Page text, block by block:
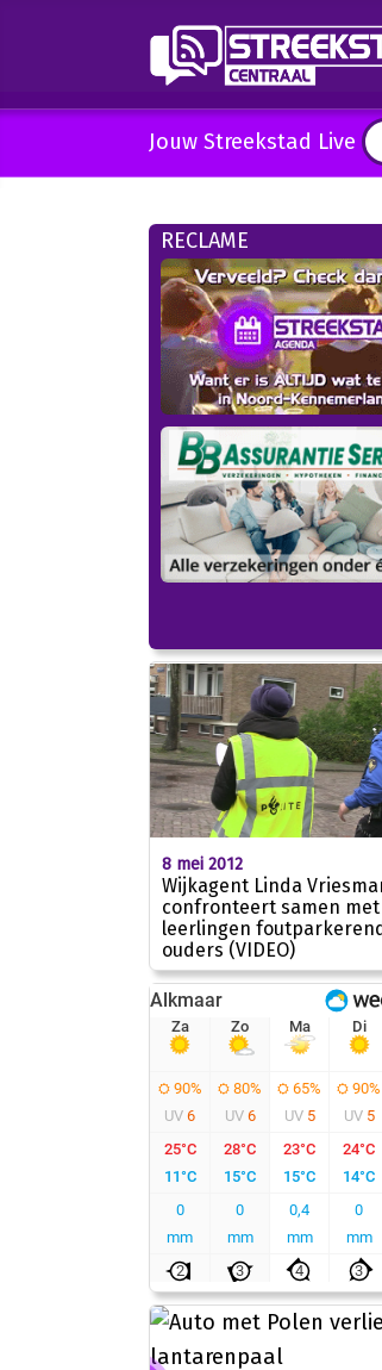
Jouw Streekstad Live
RECLAME
8 mei 2012
Wijkagent Linda
confronteert samen met
leerlingen
ouders (VIDEO)